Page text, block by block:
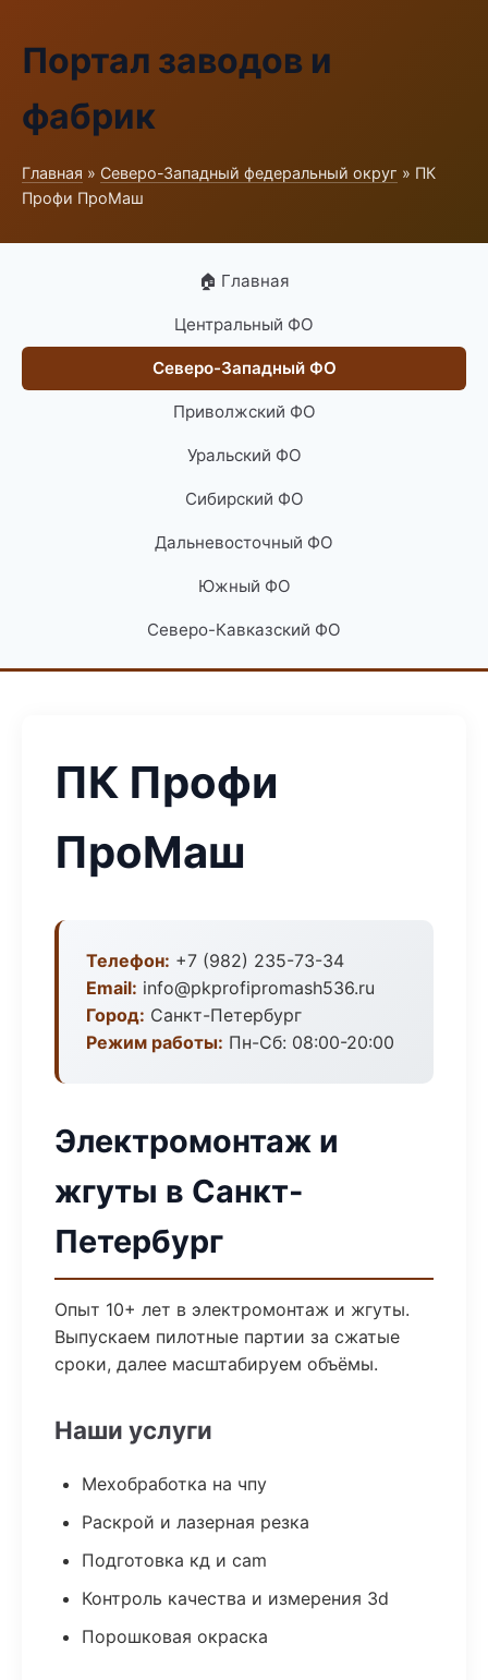
Портал заводов и
фабрик
Главная » Северо-Западный федеральный округ » ПК
Профи ПроМаш
🏠 Главная
Центральный ФО
Северо-Западный ФО
Приволжский ФО
Уральский ФО
Сибирский ФО
Дальневосточный ФО
Южный ФО
Северо-Кавказский ФО
ПК Профи
ПроМаш
Телефон: +7 (982) 235-73-34
Email: info@pkprofipromash536.ru
Город: Санкт-Петербург
Режим работы: Пн-Сб: 08:00-20:00
Электромонтаж и
жгуты в Санкт-
Петербург
Опыт 10+ лет в электромонтаж и жгуты.
Выпускаем пилотные партии за сжатые
сроки, далее масштабируем объёмы.
Наши услуги
Мехобработка на чпу
Раскрой и лазерная резка
Подготовка кд и cam
Контроль качества и измерения 3d
Порошковая окраска